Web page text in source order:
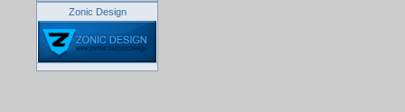
Zonic Design